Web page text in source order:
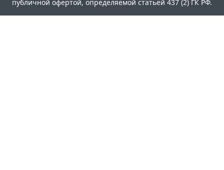
публичной офертой, определяемой статьей 437 (2) ГК РФ.